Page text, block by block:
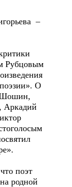
–
Рубцовым
О
Шошин,
Аркадий
поэт
родной